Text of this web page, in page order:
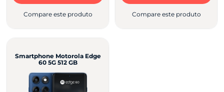
Compare este produto Compare este produto
Smartphone Motorola Edge
60 5G 512 GB